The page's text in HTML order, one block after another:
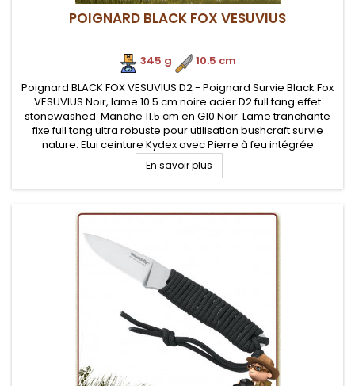
POIGNARD BLACK FOX VESUVIUS
345 g
10.5 cm
Poignard BLACK FOX VESUVIUS D2 - Poignard Survie Black Fox
VESUVIUS Noir, lame 10.5 cm noire acier D2 full tang effet
stonewashed. Manche 11.5 cm en G10 Noir. Lame tranchante
fixe full tang ultra robuste pour utilisation bushcraft survie
nature. Etui ceinture Kydex avec Pierre à feu intégrée
En savoir plus